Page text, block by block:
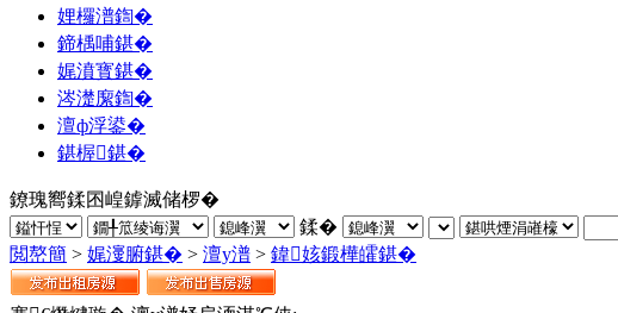
娌欏潽鍧�
鍗楀哺鍖�
娓濆寳鍖�
涔濋緳鍧�
澶ф浮鍙�
鍖楃鍖�
鐐瑰嚮鍒囨崲鎼滅储椤�
鍒�
閲嶅簡 > 娓濅腑鍖� > 澶у潽 > 鍏姟鍛樺皬鍖�